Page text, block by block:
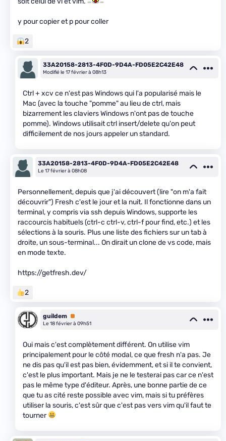
y pour copier et p pour coller
2
33A20158-2813-4F0D-9D4A-FD05E2C42E48
Modifié le 17 février à 08h13
Ctrl + xcv ce n'est pas Windows qui l'a popularisé mais le
Mac (avec la touche "pomme" au lieu de ctrl, mais
bizarrement les claviers Windows n'ont pas de touche
pomme). Windows utilisait ctrl insert/delete qu'on peut
difficilement de nos jours appeler un standard.
33A20158-2813-4F0D-9D4A-FD05E2C42E48
Le 17 février à 08h08
Personnellement, depuis que j'ai découvert (lire "on m'a fait
découvrir") Fresh c'est le jour et la nuit. Il fonctionne dans un
terminal, y compris via ssh depuis Windows, supporte les
raccourcis habituels (ctrl-c ctrl-v, ctrl-f pour find, etc.) et les
sélections à la souris. Plus une liste des fichiers sur un tab à
droite, un sous-terminal... On dirait un clone de vs code, mais
en mode texte.
https://getfresh.dev/
2
guildem Premium
Le 18 février à 09h51
Oui mais c'est complètement différent. On utilise vim
principalement pour le côté modal, ce que fresh n'a pas. Je
ne dis pas qu'il est pas bien, évidemment, et si il te convient,
c'est le plus important. Mais je ne le testerai pas car ce n'est
pas le même type d'éditeur. Après, une bonne partie de ce
que tu as cité reste possible avec vim, mais si tu préfères
utiliser la souris, c'est sûr que c'est pas vers vim qu'il faut te
tourner